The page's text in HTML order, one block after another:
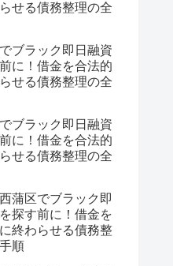
せる債務整理の全
ブラック即日融資
に！借金を合法的
せる債務整理の全
ブラック即日融資
に！借金を合法的
せる債務整理の全
蒲区でブラック即
探す前に！借金を
終わらせる債務整
順